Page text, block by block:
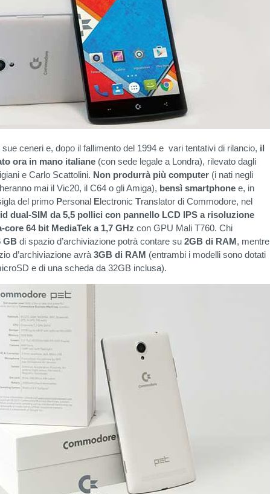
sue ceneri e, dopo il fallimento del 1994 e vari tentativi di rilancio, il
ora in mano italiane (con sede legale a Londra), rilevato dagli
e Carlo Scattolini. Non produrrà più computer (i nati negli
mai il Vic20, il C64 o gli Amiga), bensì smartphone e, in
del primo Personal Electronic Translator di Commodore, nel
dual-SIM da 5,5 pollici con pannello LCD IPS a risoluzione
core 64 bit MediaTek a 1,7 GHz con GPU Mali T760. Chi
GB di spazio d’archiviazione potrà contare su 2GB di RAM, mentre
d’archiviazione avrà 3GB di RAM (entrambi i modelli sono dotati
e di una scheda da 32GB inclusa).